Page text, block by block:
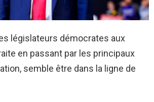
législateurs démocrates aux
en passant par les principaux
semble être dans la ligne de